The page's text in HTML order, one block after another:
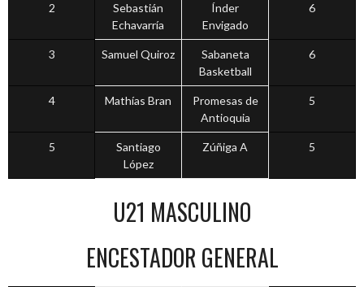
2
Sebastián
Echavarría
Índer
Envigado
6
3 Samuel Quiroz
Sabaneta
Basketball
6
4 Mathías Bran
Promesas de
Antioquia
5
5
Santiago
López
Zúñiga A 5
U21 MASCULINO
ENCESTADOR GENERAL